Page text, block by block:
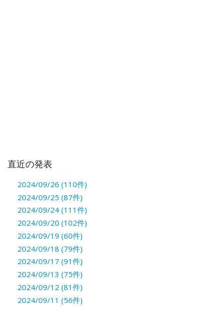
直近の発表
2024/09/26 (110件)
2024/09/25 (87件)
2024/09/24 (111件)
2024/09/20 (102件)
2024/09/19 (60件)
2024/09/18 (79件)
2024/09/17 (91件)
2024/09/13 (75件)
2024/09/12 (81件)
2024/09/11 (56件)